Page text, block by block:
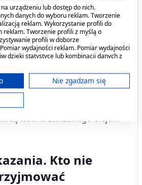
przez kilka sekund lub
minimum 5 minut przed
kremu pozostałe na
czy podniebieniu można
wacika zwilżonego olejem
Kto nie
urządzeniu lub dostęp do nich.
danych do wyboru reklam. Tworzenie
reklam. Wykorzystanie profili do
reklam. Tworzenie profili z myślą o
profili w doborze
wydajności reklam. Pomiar wydajności
dzięki statystyce lub kombinacji danych z
treści.
poza Unię Europejską i wysyłane do USA.
dotyczą wyłącznie tej witryny/aplikacji.
(11 dostawców IAB)
danych do
Nie zgadzam się